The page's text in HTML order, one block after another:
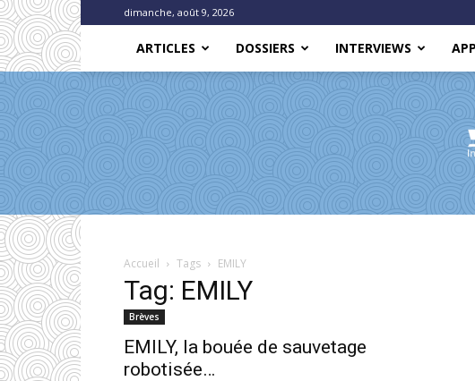
dimanche, août 9, 2026
ARTICLES DOSSIERS INTERVIEWS
Accueil Tags EMILY
Tag: EMILY
Brèves
EMILY, la bouée de sauvetage
robotisée…